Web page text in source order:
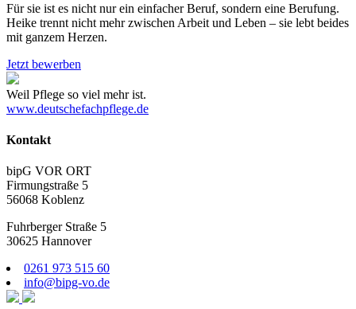
Für sie ist es nicht nur ein einfacher Beruf, sondern eine Berufung.
Heike trennt nicht mehr zwischen Arbeit und Leben – sie lebt beides
mit ganzem Herzen.
Jetzt bewerben
Weil Pflege so viel mehr ist.
www.deutschefachpflege.de
Kontakt
bipG VOR ORT
Firmungstraße 5
56068 Koblenz
Fuhrberger Straße 5
30625 Hannover
0261 973 515 60
info@bipg-vo.de